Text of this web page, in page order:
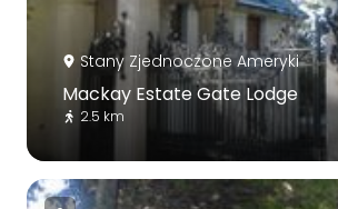
Stany Zjednoczone Ameryki
Mackay Estate Gate Lodge
2.5 km